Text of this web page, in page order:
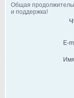
Общая
и поддержка!
E-